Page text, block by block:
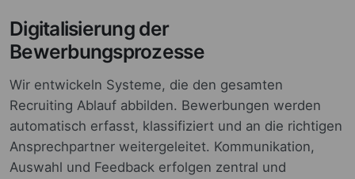
Digitalisierung der
Bewerbungsprozesse
Wir entwickeln Systeme, die den gesamten
Recruiting Ablauf abbilden. Bewerbungen werden
automatisch erfasst, klassifiziert und an die richtigen
Ansprechpartner weitergeleitet. Kommunikation,
Auswahl und Feedback erfolgen zentral und